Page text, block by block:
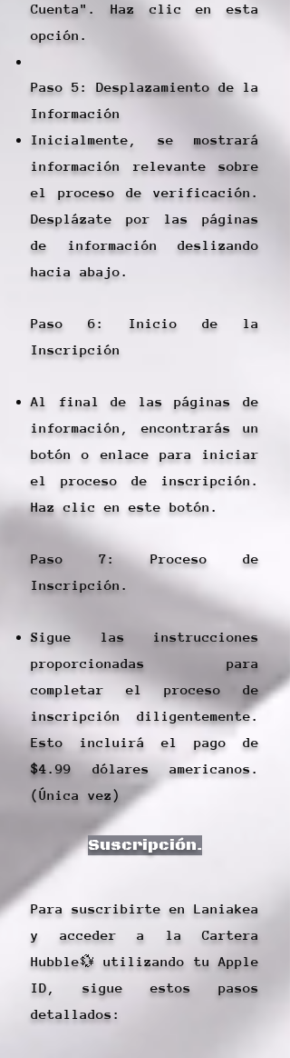
Cuenta". Haz clic en esta
opción.
Paso 5: Desplazamiento de la
Información
Inicialmente, se mostrará
información relevante sobre
el proceso de verificación.
Desplázate por las páginas
de información deslizando
hacia abajo.
Paso 6: Inicio de la
Inscripción
Al final de las páginas de
información, encontrarás un
botón o enlace para iniciar
el proceso de inscripción.
Haz clic en este botón.
Paso 7: Proceso de
Inscripción.
Sigue las instrucciones
proporcionadas para
completar el proceso de
inscripción diligentemente.
Esto incluirá el pago de
$4.99 dólares americanos.
(Única vez)
Suscripción.
Para suscribirte en Laniakea
y acceder a la Cartera
Hubble💱 utilizando tu Apple
ID, sigue estos pasos
detallados: